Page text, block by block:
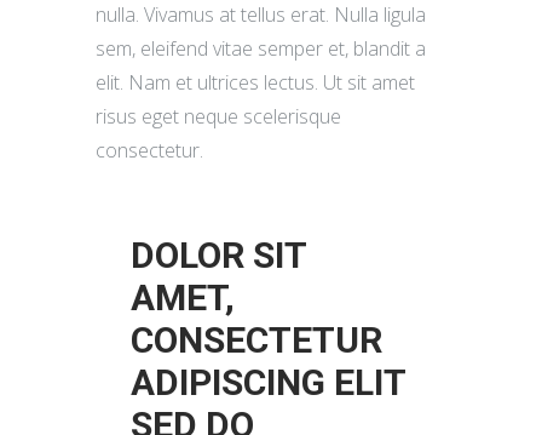
nulla. Vivamus at tellus erat. Nulla ligula
sem, eleifend vitae semper et, blandit a
elit. Nam et ultrices lectus. Ut sit amet
risus eget neque scelerisque
consectetur.
DOLOR SIT
AMET,
CONSECTETUR
ADIPISCING ELIT
SED DO